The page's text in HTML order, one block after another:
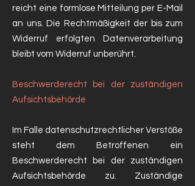
reicht eine formlose Mitteilung per E-Mail
an uns. Die Rechtmäßigkeit der bis zum
Widerruf erfolgten Datenverarbeitung
bleibt vom Widerruf unberührt.
Beschwerderecht bei der zuständigen
Aufsichtsbehörde
Im Falle datenschutzrechtlicher Verstöße
steht dem Betroffenen ein
Beschwerderecht bei der zuständigen
Aufsichtsbehörde zu. Zuständige